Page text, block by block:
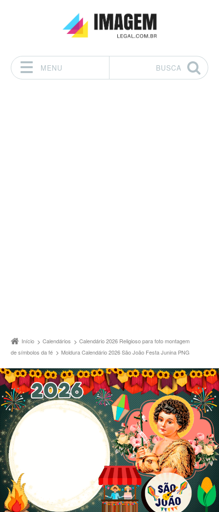
MENU
BUSCA
Início Calendários
Calendário 2026 Religioso para foto montagem
de símbolos da fé
Moldura Calendário 2026 São João Festa Junina PNG